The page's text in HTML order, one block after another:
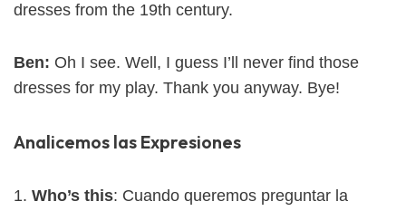
dresses from the 19th century.
Ben: Oh I see. Well, I guess I’ll never find those
dresses for my play. Thank you anyway. Bye!
Analicemos las Expresiones
1. Who’s this: Cuando queremos preguntar la